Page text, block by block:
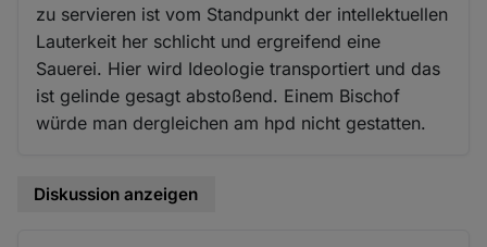
zu servieren ist vom Standpunkt der intellektuellen
Lauterkeit her schlicht und ergreifend eine
Sauerei. Hier wird Ideologie transportiert und das
ist gelinde gesagt abstoßend. Einem Bischof
würde man dergleichen am hpd nicht gestatten.
Diskussion anzeigen